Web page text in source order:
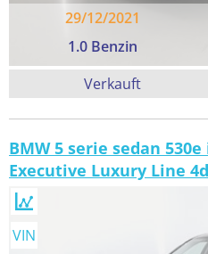
29/12/2021
1.0 Benzin
Verkauft
BMW 5 serie sedan
Executive Luxury Line 4d
VIN